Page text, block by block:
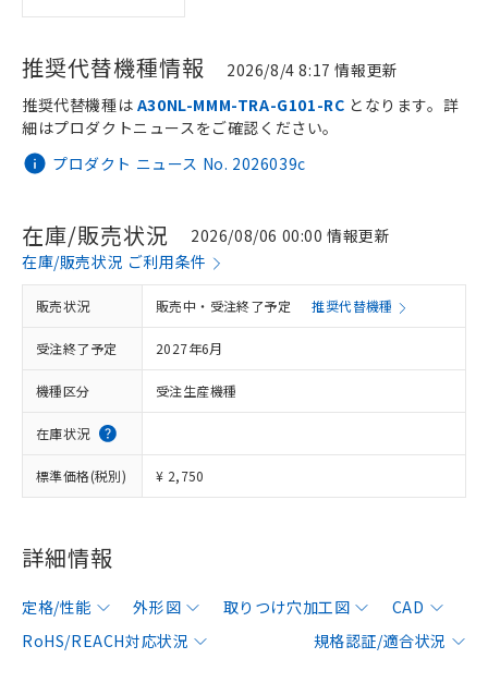
推奨代替機種情報 2026/8/4 8:17 情報更新
プロダクト ニュース No. 2026039c
推奨代替機種は A30NL-MMM-TRA-G101-RC となります。詳
細はプロダクトニュースをご確認ください。
在庫/販売状況
2026/08/06 00:00 情報更新
在庫/販売状況 ご利用条件
販売状況 販売中・受注終了予定 推奨代替機種
受注終了予定 2027年6月
機種区分 受注生産機種
在庫状況
標準価格(税別) ¥ 2,750
詳細情報
定格/性能 外形図 取りつけ穴加工図
CAD
RoHS/REACH対応状況
規格認証/適合状況